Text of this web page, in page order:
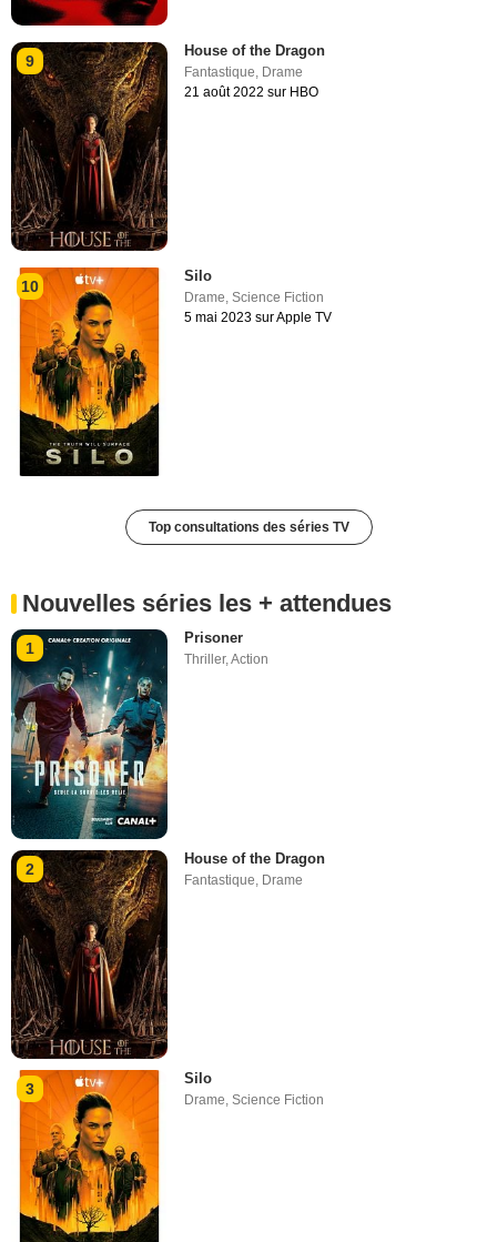
9
House of the Dragon
Fantastique Drame
21 août 2022 sur HBO
10
Silo
Drame,Science Fiction
5 mai 2023 sur Apple TV
Top consultations des séries TV
Nouvelles séries les + attendues
1
Prisoner
Thriller,Action
2
House of the Dragon
Fantastique Drame
3
Silo
Drame,Science Fiction